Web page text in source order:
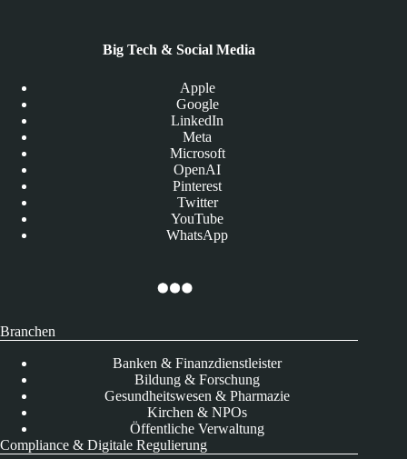
Big Tech & Social Media
Apple
Google
LinkedIn
Meta
Microsoft
OpenAI
Pinterest
Twitter
YouTube
WhatsApp
Branchen
Banken & Finanzdienstleister
Bildung & Forschung
Gesundheitswesen & Pharmazie
Kirchen & NPOs
Öffentliche Verwaltung
Compliance & Digitale Regulierung